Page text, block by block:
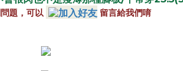
題，可以 留言給我們唷